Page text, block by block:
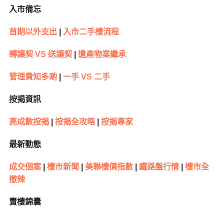
入市備忘
首期以外支出 入市二手樓流程
轉讓契 VS 送讓契| 遺產物業繼承
管理費知多啲| 一手 VS 二手
按揭資訊
高成數按揭| 按揭全攻略| 按揭專家
最新動態
成交個案| 樓市新聞 美聯樓價指數| 鐵路盤行情|
樓市全
撤辣
賣樓錦囊